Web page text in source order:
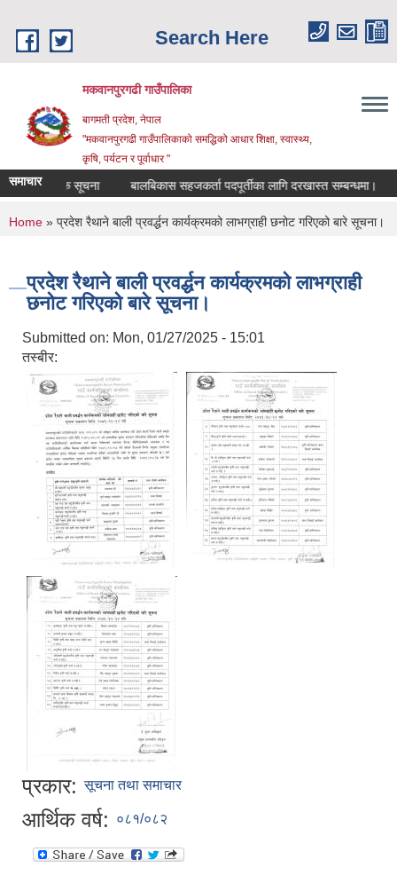
Search Here
मकवानपुरगढी गाउँपालिका
बागमती प्रदेश, नेपाल
"मकवानपुरगढी गाउँपालिकाको समद्धिको आधार शिक्षा, स्‍वास्‍थ्‍य,
कृषि, पर्यटन र पूर्वाधार "
समाचारसूचना बालबिकास सहजकर्ता पदपूर्तीका लागि दरखास्त सम्बन्धमा।
You are here
Home » प्रदेश रैथाने बाली प्रवर्द्धन कार्यक्रमको लाभग्राही छनोट गरिएको बारे सूचना।
प्रदेश रैथाने बाली प्रवर्द्धन कार्यक्रमको लाभग्राही
छनोट गरिएको बारे सूचना।
Submitted on: Mon, 01/27/2025 - 15:01
तस्बीर:
प्रकार: सूचना तथा समाचार
आर्थिक वर्ष: ०८१/०८२